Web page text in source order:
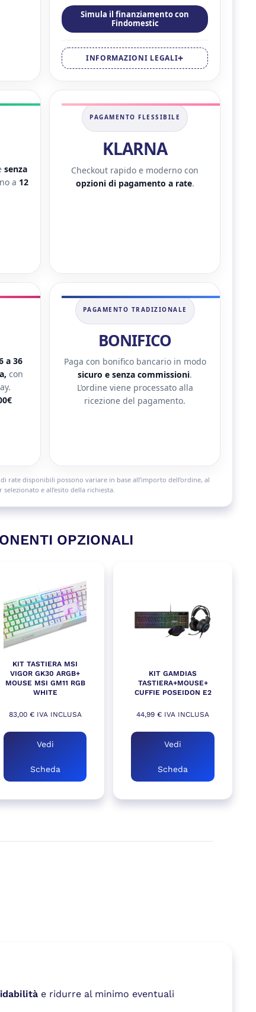
Simula il finanziamento con
Findomestic
INFORMAZIONI LEGALI
senza
a 12
PAGAMENTO FLESSIBILE
KLARNA
Checkout rapido e moderno con
opzioni di pagamento a rate.
a 36
con
PAGAMENTO TRADIZIONALE
BONIFICO
Paga con bonifico bancario in modo
sicuro e senza commissioni.
L’ordine viene processato alla
ricezione del pagamento.
rate disponibili possono variare in base all’importo dell’ordine, al
selezionato e all’esito della richiesta.
OPZIONALI
KIT TASTIERA MSI
VIGOR GK30 ARGB+
MOUSE MSI GM11 RGB
WHITE
83,00 €IVA INCLUSA
Vedi
Scheda
KIT GAMDIAS
TASTIERA+MOUSE+
CUFFIE POSEIDON E2
44,99€ IVA INCLUSA
Vedi
Scheda
e ridurre al minimo eventuali